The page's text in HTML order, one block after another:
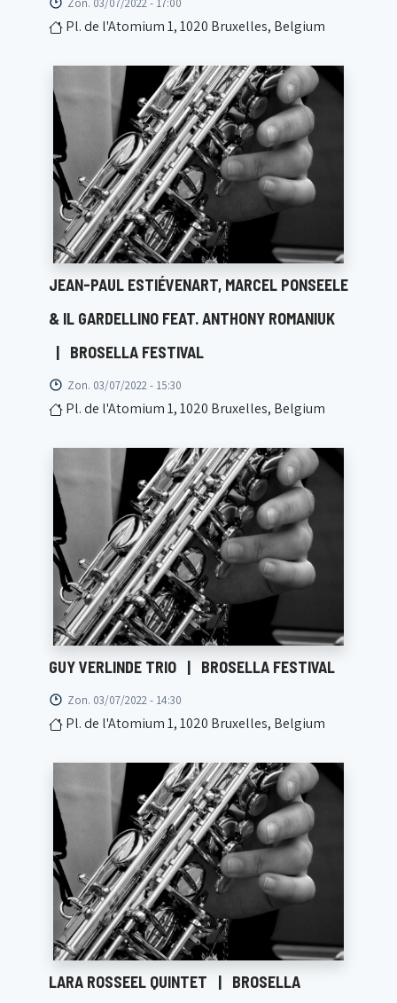
Pl. de l'Atomium 1, 1020 Bruxelles, Belgium
JEAN-PAUL ESTIÉVENART, MARCEL PONSEELE
& IL GARDELLINO FEAT. ANTHONY ROMANIUK
| BROSELLA FESTIVAL
Zon. 03/07/2022 - 15:30
Pl. de l'Atomium 1, 1020 Bruxelles, Belgium
GUY VERLINDE TRIO | BROSELLA FESTIVAL
Zon. 03/07/2022 - 14:30
Pl. de l'Atomium 1, 1020 Bruxelles, Belgium
LARA ROSSEEL QUINTET | BROSELLA